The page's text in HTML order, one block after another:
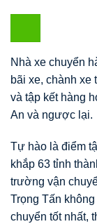
Nhà xe chuyển
bãi xe, chành xe
và tập kết hàng
An và ngược lại.
Tự hào là điểm
khắp 63 tỉnh
trường vận
Trọng Tấn
chuyển tốt nhất,